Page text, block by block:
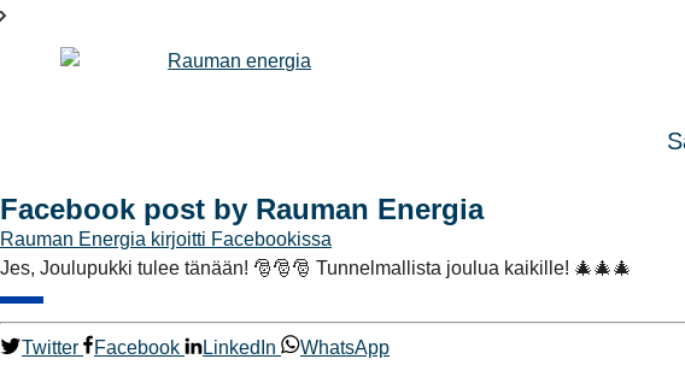
Facebook post by Rauman Energia
Rauman Energia kirjoitti Facebookissa
Jes, Joulupukki tulee tänään! 🎅🎅🎅 Tunnelmallista joulua kaikille! 🎄🎄🎄
Twitter Facebook LinkedIn
WhatsApp